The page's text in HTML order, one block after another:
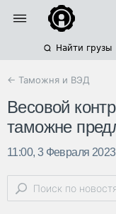
Найти грузы
← Таможня и ВЭД
Весовой
таможне
11:00, 3 Февраля 2023